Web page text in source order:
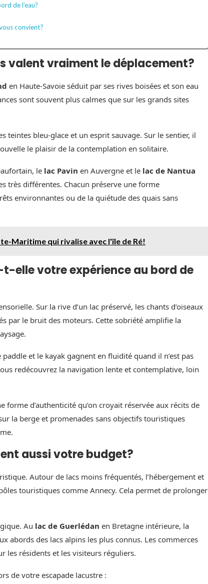
de l’eau?
convient?
valent vraiment le déplacement?
en Haute-Savoie séduit par ses rives boisées et son eau
sont souvent plus calmes que sur les grands sites
teintes bleu‑glace et un esprit sauvage. Sur le sentier, il
le plaisir de la contemplation en solitaire.
le lac Pavin en Auvergne et le lac de Nantua
très différentes. Chacun préserve une forme
environnantes ou de la quiétude des quais sans
Maritime qui rivalise avec l'île de Ré!
elle votre expérience au bord de
Sur la rive d’un lac préservé, les chants d’oiseaux
par le bruit des moteurs. Cette sobriété amplifie la
et le kayak gagnent en fluidité quand il n’est pas
redécouvrez la navigation lente et contemplative, loin
forme d’authenticité qu’on croyait réservée aux récits de
la berge et promenades sans objectifs touristiques
aussi votre budget?
Autour de lacs moins fréquentés, l’hébergement et
touristiques comme Annecy. Cela permet de prolonger
Au lac de Guerlédan en Bretagne intérieure, la
abords des lacs alpins les plus connus. Les commerces
les résidents et les visiteurs réguliers.
de votre escapade lacustre :